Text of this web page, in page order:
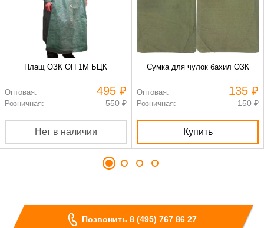
Плащ ОЗК ОП 1М БЦК
Оптовая: 495 ₽
Розничная: 550 ₽
Нет в наличии
Сумка для чулок бахил ОЗК
Оптовая: 135 ₽
Розничная: 150 ₽
Купить
Позвонить 8 (495) 767 86 27